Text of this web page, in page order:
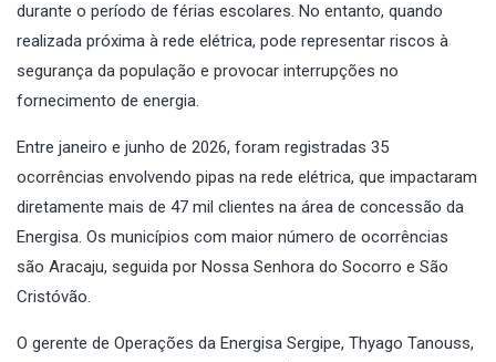
durante o período de férias escolares. No entanto, quando
realizada próxima à rede elétrica, pode representar riscos à
segurança da população e provocar interrupções no
fornecimento de energia.
Entre janeiro e junho de 2026, foram registradas 35
ocorrências envolvendo pipas na rede elétrica, que impactaram
diretamente mais de 47 mil clientes na área de concessão da
Energisa. Os municípios com maior número de ocorrências
são Aracaju, seguida por Nossa Senhora do Socorro e São
Cristóvão.
O gerente de Operações da Energisa Sergipe, Thyago Tanouss,